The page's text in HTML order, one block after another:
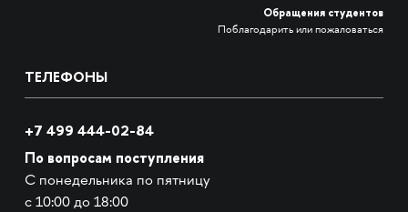
Обращения студентов
Поблагодарить или пожаловаться
ТЕЛЕФОНЫ
+7 499 444-02-84
По вопросам поступления
С понедельника по пятницу
с 10:00 до 18:00